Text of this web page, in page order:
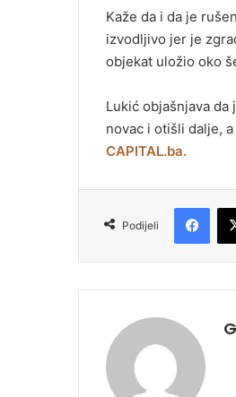
Kaže da i da je
izvodljivo jer je
objekat uložio oko
Lukić objašnjava
novac i otišli dalje,
CAPITAL.ba.
Podijeli